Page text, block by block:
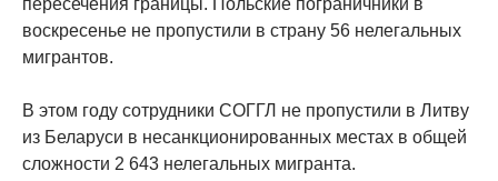
воскресенье не пропустили в страну 56 нелегальных
мигрантов.
В этом году сотрудники СОГГЛ не пропустили в Литву
из Беларуси в несанкционированных местах в общей
сложности 2 643 нелегальных мигранта.